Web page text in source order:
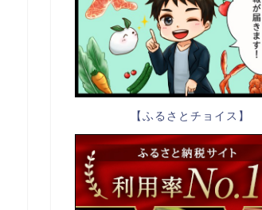
【ふるさとチョイス】